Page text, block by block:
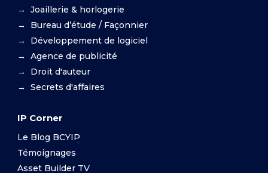
→ Joaillerie & horlogerie
→ Bureau d’étude / Façonnier
→ Développement de logiciel
→ Agence de publicité
→ Droit d'auteur
→ Secrets d'affaires
IP Corner
Le Blog BCYIP
Témoignages
Asset Builder TV